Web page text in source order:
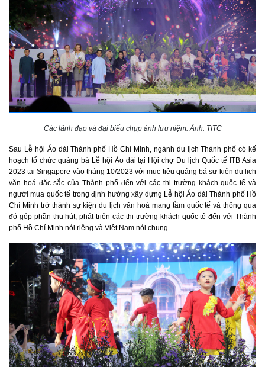
Các lãnh đạo và đại biểu chụp ảnh lưu niệm. Ảnh: TITC
Sau Lễ hội Áo dài Thành phố Hồ Chí Minh, ngành du lịch Thành phố có kế
hoạch tổ chức quảng bá Lễ hội Áo dài tại Hội chợ Du lịch Quốc tế ITB Asia
2023 tại Singapore vào tháng 10/2023 với mục tiêu quảng bá sự kiện du lịch
văn hoá đặc sắc của Thành phố đến với các thị trường khách quốc tế và
người mua quốc tế trong định hướng xây dựng Lễ hội Áo dài Thành phố Hồ
Chí Minh trở thành sự kiện du lịch văn hoá mang tầm quốc tế và thông qua
đó góp phần thu hút, phát triển các thị trường khách quốc tế đến với Thành
phố Hồ Chí Minh nói riêng và Việt Nam nói chung.